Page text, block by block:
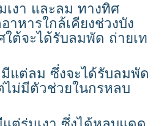
า และลม ทางทิศ
หารใกล้เคียงช่วงบัง
ต้จะได้รับลมพัด ถ่ายเท
ต่ลม ซึ่งจะได้รับลมพัด
ม่มีตัวช่วยในกรหลบ